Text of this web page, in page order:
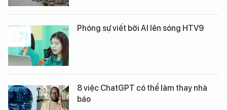
Phóng sự viết bởi AI lên sóng HTV9
8 việc ChatGPT có thể làm thay nhà
báo